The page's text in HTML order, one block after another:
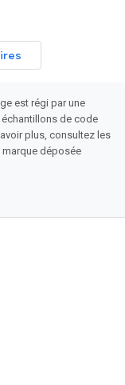
est régi par une
échantillons de code
plus, consultez les
marque déposée